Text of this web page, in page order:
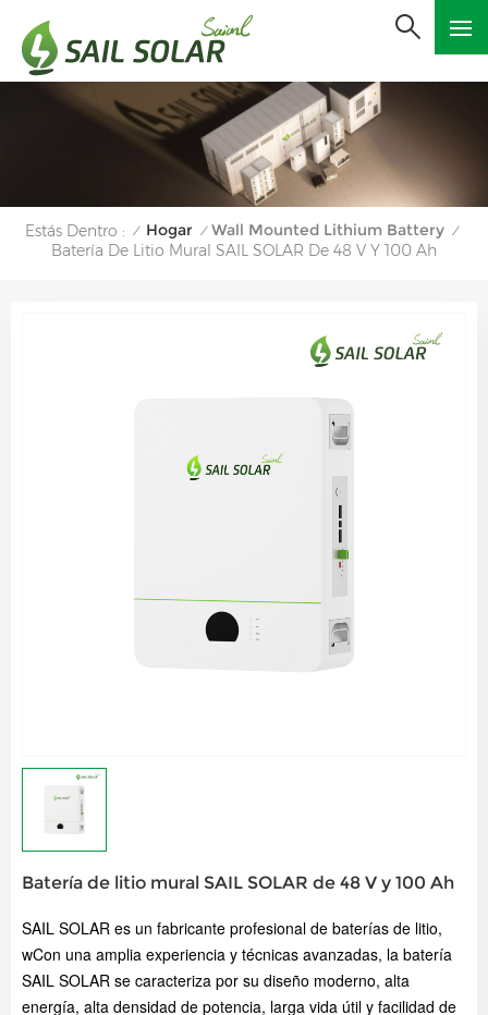
Estás Dentro : / Hogar / Wall Mounted Lithium Battery /
Batería De Litio Mural SAIL SOLAR De 48 V Y 100 Ah
Batería de litio mural SAIL SOLAR de 48 V y 100 Ah
SAIL SOLAR es un fabricante profesional de baterías de litio,
wCon una amplia experiencia y técnicas avanzadas, la batería
SAIL SOLAR se caracteriza por su diseño moderno, alta
energía, alta densidad de potencia, larga vida útil y facilidad de